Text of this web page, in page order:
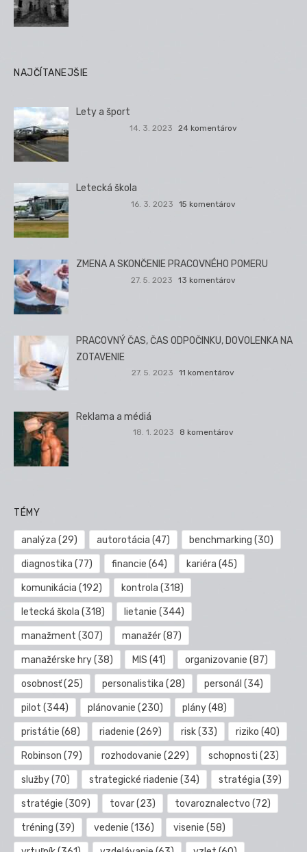
NAJČÍTANEJŠIE
Lety a šport
14. 3. 2023 24 komentárov
Letecká škola
16. 3. 2023 15 komentárov
ZMENA A SKONČENIE PRACOVNÉHO POMERU
27. 5. 2023 13 komentárov
PRACOVNÝ ČAS, ČAS ODPOČINKU, DOVOLENKA NA
ZOTAVENIE
27. 5. 2023 11 komentárov
Reklama a médiá
18. 1. 2023 8 komentárov
TÉMY
analýza (29) autorotácia (47) benchmarking (30)
diagnostika (77) financie (64) kariéra (45)
komunikácia (192) kontrola (318)
letecká škola (318) lietanie (344)
manažment (307) manažér(87)
manažérske hry(38) MIS (41) organizovanie (87)
osobnosť(25) personalistika (28) personál (34)
pilot (344) plánovanie (230) plány(48)
pristátie (68) riadenie (269) risk(33) riziko (40)
Robinson (79) rozhodovanie (229) schopnosti (23)
služby(70) strategické riadenie (34) stratégia (39)
stratégie (309) tovar(23) tovaroznalectvo (72)
tréning (39) vedenie (136) visenie (58)